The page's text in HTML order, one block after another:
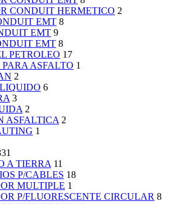
CONDUIT HERMETICO 2
EMT 8
EMT 9
EMT 8
PETROLEO 17
ASFALTO 1
2
6
3
2
ASFALTICA 2
1
A TIERRA 11
P/CABLES 18
MULTIPLE 1
P/FLUORESCENTE CIRCULAR 8